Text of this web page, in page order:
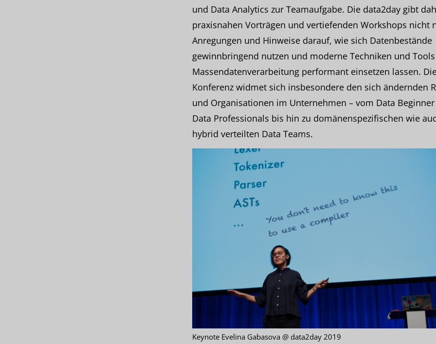
und Data Analytics zur Teamaufgabe. Die data2day gibt
praxisnahen Vorträgen und vertiefenden Workshops nicht
Anregungen und Hinweise darauf, wie sich Datenbestände
gewinnbringend nutzen und moderne Techniken und
Massendatenverarbeitung performant einsetzen lassen.
Konferenz widmet sich insbesondere den sich ändernden
und Organisationen im Unternehmen – vom Data
Data Professionals bis hin zu domänenspezifischen wie
hybrid verteilten Data Teams.
Keynote Evelina Gabasova @ data2day 2019